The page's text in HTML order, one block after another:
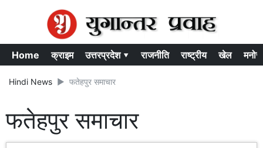
Home क्राइम उत्तरप्रदेश ▾ राजनीति राष्ट्रीय खेल
Hindi News फतेहपुर समाचार
फतेहपुर समाचार